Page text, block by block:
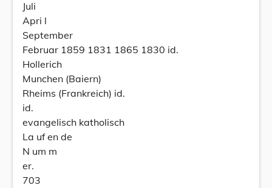
Juli
Apri l
September
Februar 1859 1831 1865 1830 id.
Hollerich
Munchen (Baiern)
Rheims (Frankreich) id.
id.
evangelisch katholisch
La uf en de
N um m
er.
703